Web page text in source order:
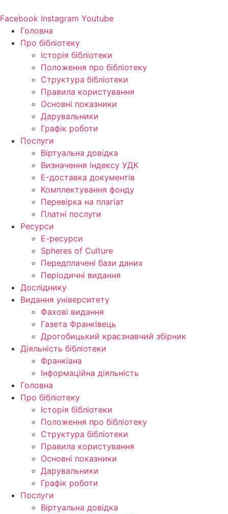
до
вмісту
Facebook Instagram Youtube
Головна
Про бібліотеку
Історія бібліотеки
Положення про бібліотеку
Структура бібліотеки
Правила користування
Основні показники
Дарувальники
Графік роботи
Послуги
Віртуальна довідка
Визначення індексу УДК
E-доставка документів
Комплектування фонду
Перевірка на плагіат
Платні послуги
Ресурси
Е-ресурси
Spheres of Culture
Передплачені бази даних
Періодичні видання
Досліднику
Видання університету
Фахові видання
Газета Франківець
Дрогобицький краєзнавчий збірник
Діяльність бібліотеки
Франкіана
Інформаційна діяльність
Головна
Про бібліотеку
Історія бібліотеки
Положення про бібліотеку
Структура бібліотеки
Правила користування
Основні показники
Дарувальники
Графік роботи
Послуги
Віртуальна довідка